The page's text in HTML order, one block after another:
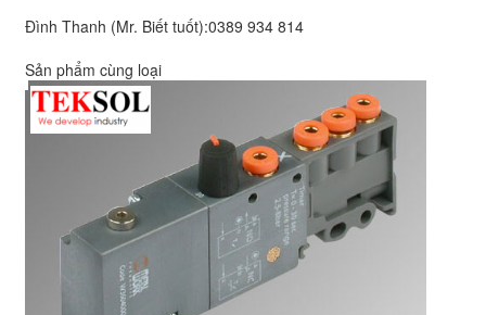
Đình Thanh (Mr. Biết tuốt):0389 934 814
Sản phẩm cùng loại